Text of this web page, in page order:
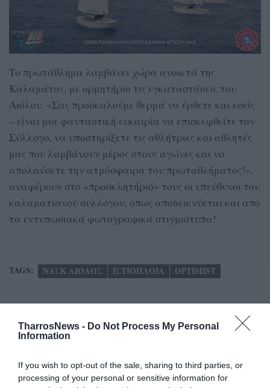
TharrosNews - Do Not Process My Personal
Information
If you wish to opt-out of the sale, sharing to third parties, or
processing of your personal or sensitive information for
Το πρωτάθλημα λαμβάνει χώρα ανοικτά της
Καλαμάτας, με ορμητήριο τις εγκαταστάσεις του
Αιόλου. «Σας προσκαλούμε θερμά να έρθετε και εσείς
– είναι μια φανταστική ευκαιρία να επισκεφθείτε τον
Σύλλογο, να υποστηρίξετε τις αθλήτριες και αθλητές
μας που λαμβάνουν μέρος στους αγώνες και να
απολαύσετε την ατμόσφαιρα του πρωταθλήματος!»,
αναφέρουν στο «προσκλητήριό» τους οι υπεύθυνοι του
καλαματιανού συλλόγου, όπως αποδεικνύεται και από
τα εντυπωσιακά φωτογραφικά στιγμιότυπα!
TAGS: ΝΑΣΚ ΑΙΟΛΟΣ ΙΣΤΙΟΠΛΟΙΑ OPTIMIST